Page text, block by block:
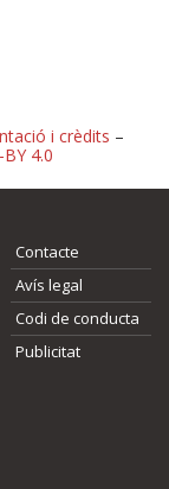
o
millora, ompliu els
voleu informar-
i crèdits –
4.0
Contacte
Avís legal
Codi de conducta
Publicitat